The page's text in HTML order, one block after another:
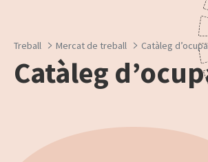
Treball Mercat de treball Catàleg
Catàleg